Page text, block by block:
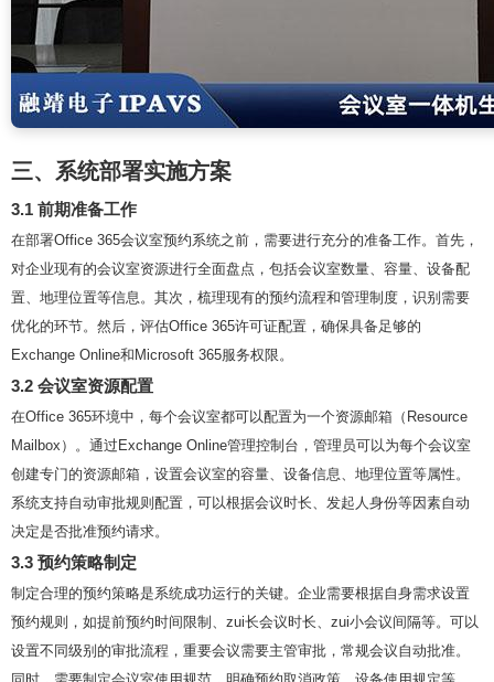
三、系统部署实施方案
3.1 前期准备工作
在部署Office 365会议室预约系统之前，需要进行充分的准备工作。首先，
对企业现有的会议室资源进行全面盘点，包括会议室数量、容量、设备配
置、地理位置等信息。其次，梳理现有的预约流程和管理制度，识别需要
优化的环节。然后，评估Office 365许可证配置，确保具备足够的
Exchange Online和Microsoft 365服务权限。
3.2 会议室资源配置
在Office 365环境中，每个会议室都可以配置为一个资源邮箱（Resource
Mailbox）。通过Exchange Online管理控制台，管理员可以为每个会议室
创建专门的资源邮箱，设置会议室的容量、设备信息、地理位置等属性。
系统支持自动审批规则配置，可以根据会议时长、发起人身份等因素自动
决定是否批准预约请求。
3.3 预约策略制定
制定合理的预约策略是系统成功运行的关键。企业需要根据自身需求设置
预约规则，如提前预约时间限制、zui长会议时长、zui小会议间隔等。可以
设置不同级别的审批流程，重要会议需要主管审批，常规会议自动批准。